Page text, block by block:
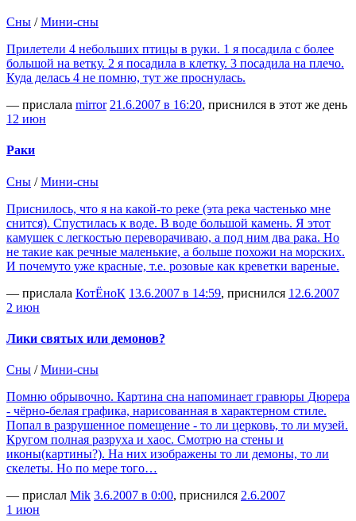
Сны /Мини-сны
Прилетели 4 небольших птицы в руки. 1 я посадила с более
большой на ветку. 2 я посадила в клетку. 3 посадила на плечо.
Куда делась 4 не помню, тут же проснулась.
— прислала mirror 21.6.2007 в 16:20, приснился в этот же день
12 июн
Раки
Сны /Мини-сны
Приснилось, что я на какой-то реке (эта река частенько мне
снится). Спустилась к воде. В воде большой камень. Я этот
камушек с легкостью переворачиваю, а под ним два рака. Но
не такие как речные маленькие, а больше похожи на морских.
И почемуто уже красные, т.е. розовые как креветки вареные.
— прислала КотЁноК 13.6.2007 в 14:59, приснился 12.6.2007
2 июн
Лики святых или демонов?
Сны /Мини-сны
Помню обрывочно. Картина сна напоминает гравюры Дюрера
- чёрно-белая графика, нарисованная в характерном стиле.
Попал в разрушенное помещение - то ли церковь, то ли музей.
Кругом полная разруха и хаос. Смотрю на стены и
иконы(картины?). На них изображены то ли демоны, то ли
скелеты. Но по мере того…
— прислал Mik 3.6.2007 в 0:00, приснился 2.6.2007
1 июн